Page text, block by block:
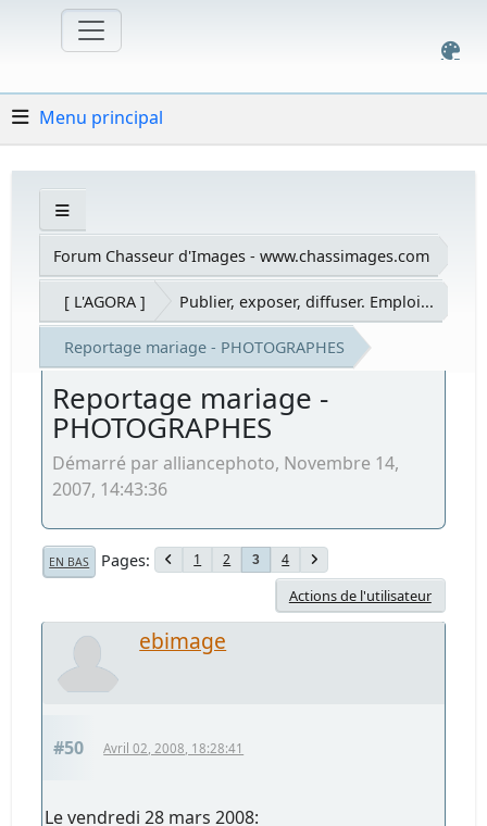
Menu principal
Forum Chasseur d'Images - www.chassimages.com
[ L'AGORA ] Publier, exposer, diffuser. Emploi...
Reportage mariage - PHOTOGRAPHES
Reportage mariage -
PHOTOGRAPHES
Démarré par alliancephoto, Novembre 14,
2007, 14:43:36
EN BAS Pages 1 2 3 4
Actions de l'utilisateur
ebimage
#50 Avril 02, 2008, 18:28:41
Le vendredi 28 mars 2008: